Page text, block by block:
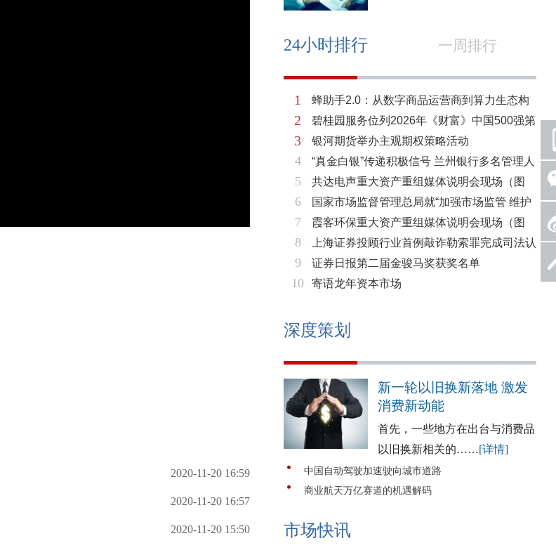
2020-11-20 16:59
2020-11-20 16:57
2020-11-20 15:50
24小时排行 一周排行
1
2
3
4
5
6
7
8
9
10
蜂助手2.0：从数字商品运营商到算力生态构
建者的跃迁
碧桂园服务位列2026年《财富》中国500强第
321位 排名稳步上升彰显发展韧性
银河期货举办主观期权策略活动
“真金白银”传递积极信号 兰州银行多名管理人
员拟增持公司股份不低于600万元
共达电声重大资产重组媒体说明会现场（图
片）
国家市场监督管理总局就“加强市场监管 维护
市场秩序”答记者问
霞客环保重大资产重组媒体说明会现场（图
片）
上海证券投顾行业首例敲诈勒索罪完成司法认
定 司法机关重拳打击“职业索赔人”
证券日报第二届金骏马奖获奖名单
寄语龙年资本市场
深度策划
新一轮以旧换新落地 激发
消费新动能
首先，一些地方在出台与消费品
以旧换新相关的……[详情]
中国自动驾驶加速驶向城市道路
商业航天万亿赛道的机遇解码
市场快讯